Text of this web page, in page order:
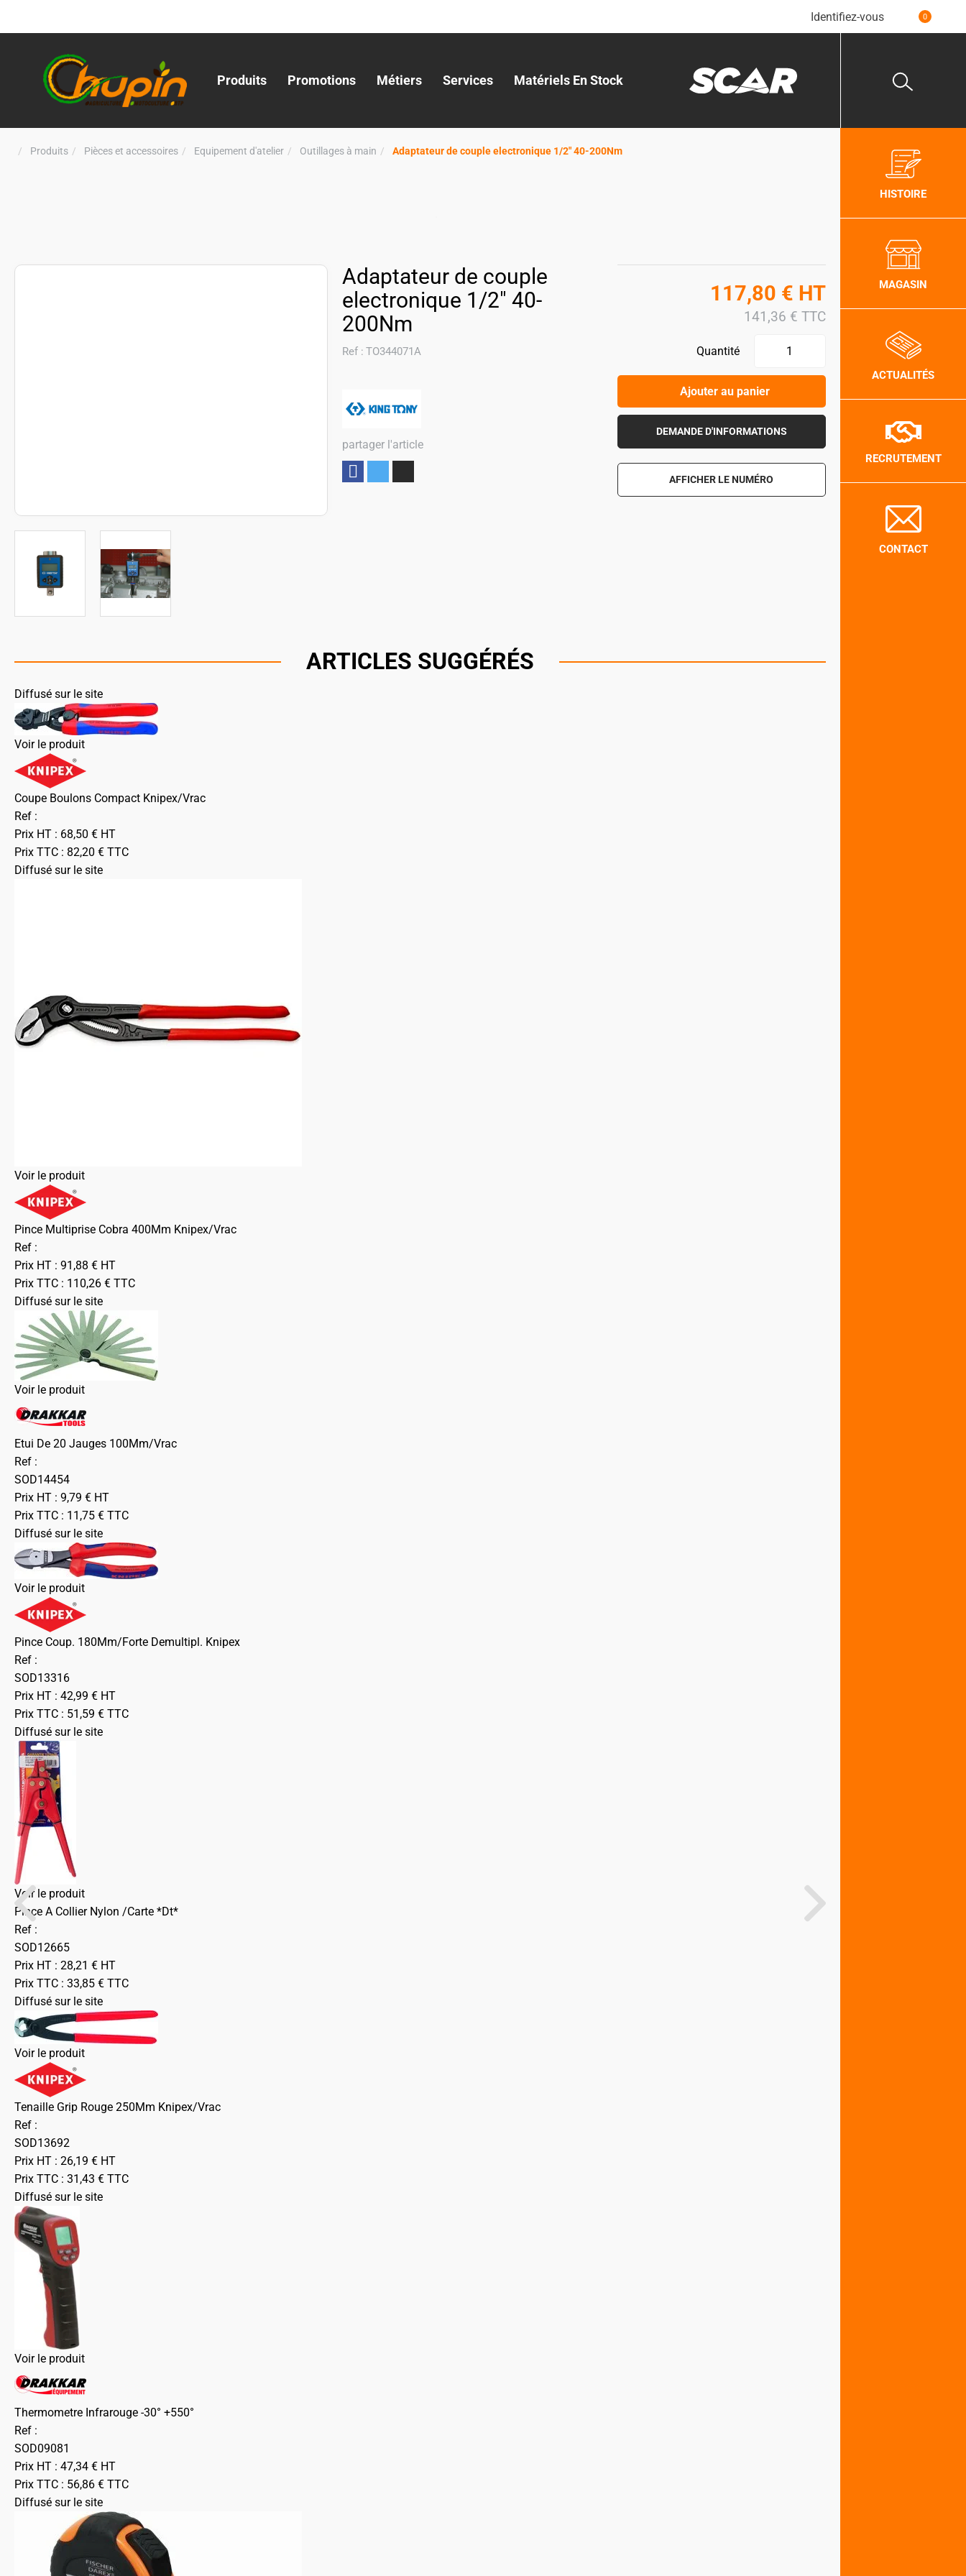
Identifiez-vous 0
Produits Promotions Métiers Services Matériels En Stock
Produits Pièces et accessoires Equipement d'atelier Outillages à main Adaptateur de couple electronique 1/2" 40-200Nm
Adaptateur de couple
electronique 1/2" 40-
200Nm
Ref : TO344071A
partager l'article
117,80 € HT
141,36 € TTC
Quantité
Ajouter au panier
DEMANDE D'INFORMATIONS
AFFICHER LE NUMÉRO
ARTICLES SUGGÉRÉS
Diffusé sur le site
Voir le produit
Coupe Boulons Compact Knipex/Vrac
Ref :
Prix HT : 68,50 € HT
Prix TTC : 82,20 € TTC
Diffusé sur le site
Voir le produit
Pince Multiprise Cobra 400Mm Knipex/Vrac
Ref :
Prix HT : 91,88 € HT
Prix TTC : 110,26 € TTC
Diffusé sur le site
Voir le produit
Etui De 20 Jauges 100Mm/Vrac
Ref :
SOD14454
Prix HT : 9,79 € HT
Prix TTC : 11,75 € TTC
Diffusé sur le site
Voir le produit
Pince Coup. 180Mm/Forte Demultipl. Knipex
Ref :
SOD13316
Prix HT : 42,99 € HT
Prix TTC : 51,59 € TTC
Diffusé sur le site
Voir le produit
Pince A Collier Nylon /Carte *Dt*
Ref :
SOD12665
Prix HT : 28,21 € HT
Prix TTC : 33,85 € TTC
Diffusé sur le site
Voir le produit
Tenaille Grip Rouge 250Mm Knipex/Vrac
Ref :
SOD13692
Prix HT : 26,19 € HT
Prix TTC : 31,43 € TTC
Diffusé sur le site
Voir le produit
Thermometre Infrarouge -30° +550°
Ref :
SOD09081
Prix HT : 47,34 € HT
Prix TTC : 56,86 € TTC
Diffusé sur le site
HISTOIRE
MAGASIN
ACTUALITÉS
RECRUTEMENT
CONTACT